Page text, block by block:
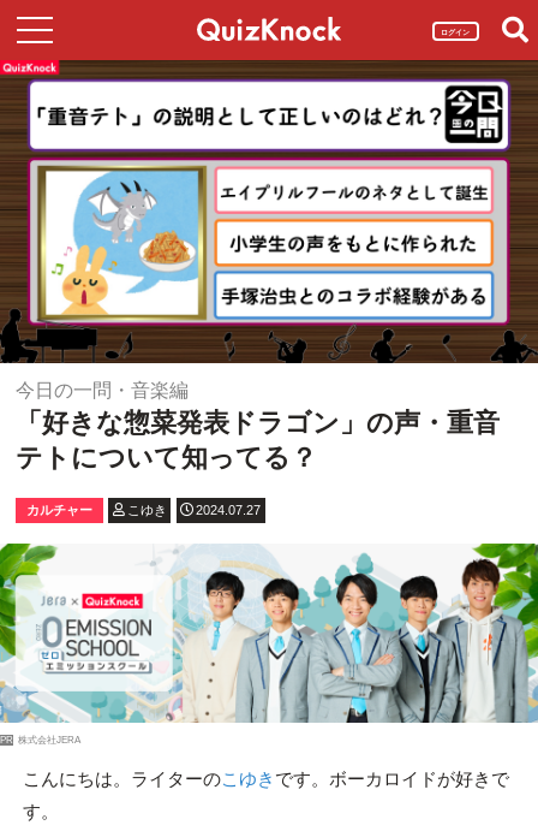
ログイン
今日の一問・音楽編
「好きな惣菜発表ドラゴン」の声・重音
テトについて知ってる？
カルチャー こゆき 2024.07.27
PR 株式会社JERA
こんにちは。ライターのこゆき です。ボーカロイドが好きで
す。